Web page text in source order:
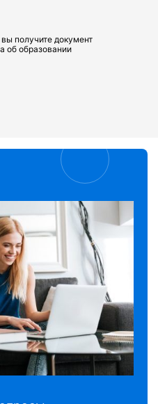
получите документ
об образовании